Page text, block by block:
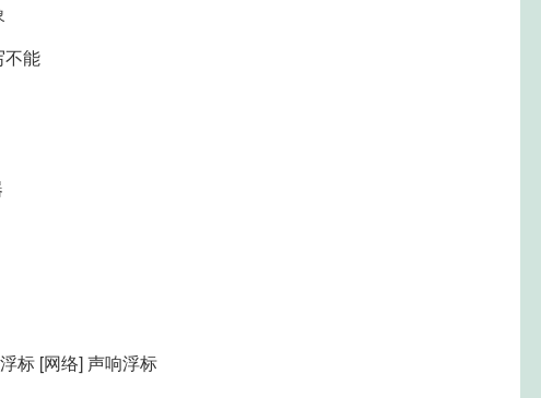
不能
标 [网络] 声响浮标